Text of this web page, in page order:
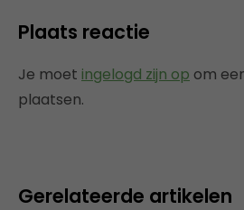
Plaats reactie
Je moet ingelogd zijn op om
plaatsen.
Gerelateerde artikelen